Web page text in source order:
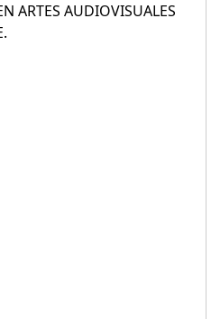
ARTES AUDIOVISUALES